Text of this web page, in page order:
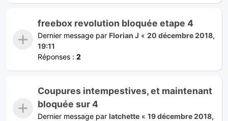
freebox revolution bloquée etape 4
Dernier message par Florian J « 20 décembre 2018,
19:11
Réponses : 2
Coupures intempestives, et maintenant
bloquée sur 4
Dernier message par latchette « 19 décembre 2018,